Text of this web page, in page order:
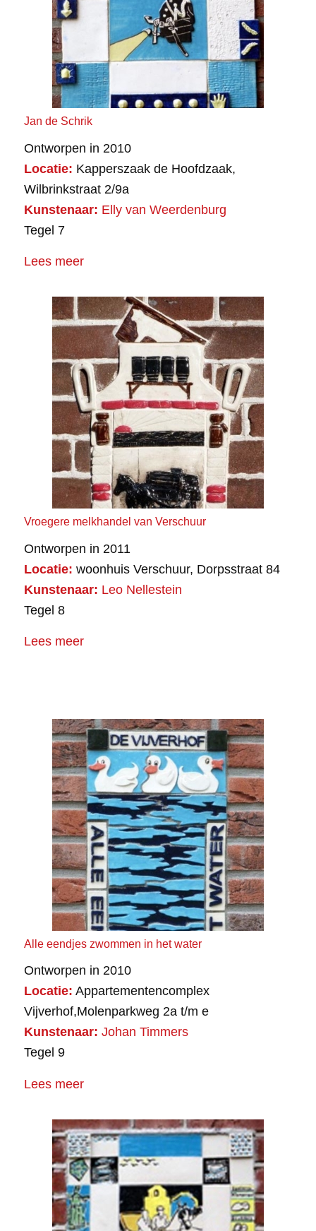
Jan de Schrik
Ontworpen in 2010
Locatie: Kapperszaak de Hoofdzaak,
Wilbrinkstraat 2/9a
Kunstenaar: Elly van Weerdenburg
Tegel 7
Lees meer
Vroegere melkhandel van Verschuur
Ontworpen in 2011
Locatie: woonhuis Verschuur, Dorpsstraat 84
Kunstenaar: Leo Nellestein
Tegel 8
Lees meer
Alle eendjes zwommen in het water
Ontworpen in 2010
Locatie: Appartementencomplex
Vijverhof,Molenparkweg 2a t/m e
Kunstenaar: Johan Timmers
Tegel 9
Lees meer